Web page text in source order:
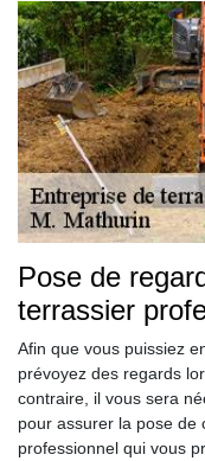
Pose de
terrassier
Afin que vous puissiez
prévoyez des regards
contraire, il vous sera
pour assurer la pose de
professionnel qui vous